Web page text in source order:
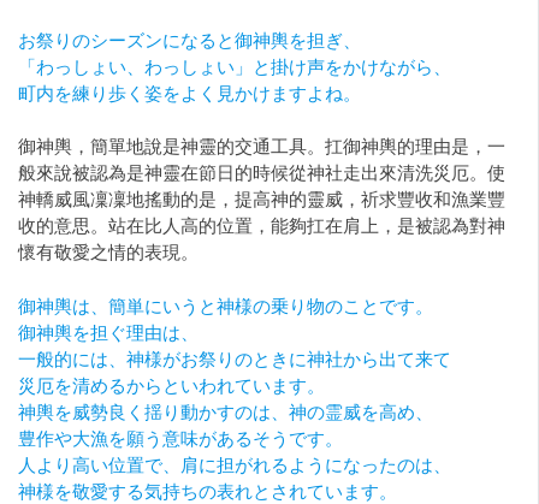
お祭りのシーズンになると御神輿を担ぎ、
「わっしょい、わっしょい」と掛け声をかけながら、
町内を練り歩く姿をよく見かけますよね。
御神輿，簡單地說是神靈的交通工具。扛御神輿的理由是，一
般來說被認為是神靈在節日的時候從神社走出來清洗災厄。使
神轎威風凜凜地搖動的是，提高神的靈威，祈求豐收和漁業豐
收的意思。站在比人高的位置，能夠扛在肩上，是被認為對神
懷有敬愛之情的表現。
御神輿は、簡単にいうと神様の乗り物のことです。
御神輿を担ぐ理由は、
一般的には、神様がお祭りのときに神社から出て来て
災厄を清めるからといわれています。
神輿を威勢良く揺り動かすのは、神の霊威を高め、
豊作や大漁を願う意味があるそうです。
人より高い位置で、肩に担がれるようになったのは、
神様を敬愛する気持ちの表れとされています。